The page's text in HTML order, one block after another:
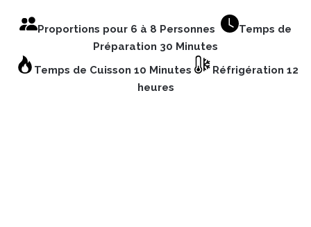
Proportions pour 6 à 8 Personnes
Temps de
Préparation 30 Minutes
Temps de Cuisson 10 Minutes
Réfrigération 12
heures